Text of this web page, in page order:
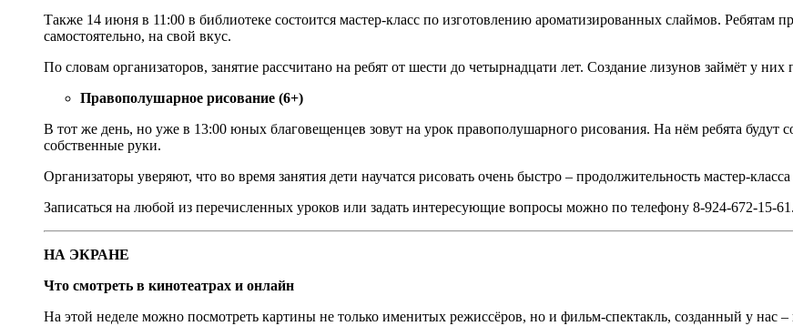
Также 14 июня в 11:00 в библиотеке состоится мастер-класс по изготовлению ароматизированных слаймов. Ребятам
самостоятельно, на свой вкус.
По словам организаторов, занятие рассчитано на ребят от шести до четырнадцати лет. Создание лизунов займёт у
Правополушарное рисование (6+)
В тот же день, но уже в 13:00 юных благовещенцев зовут на урок правополушарного рисования. На нём ребята будут
собственные руки.
Организаторы уверяют, что во время занятия дети научатся рисовать очень быстро – продолжительность мастер-
Записаться на любой из перечисленных уроков или задать интересующие вопросы можно по телефону 8-924-672-15-61.
НА ЭКРАНЕ
Что смотреть в кинотеатрах и онлайн
На этой неделе можно посмотреть картины не только именитых режиссёров, но и фильм-спектакль, созданный у